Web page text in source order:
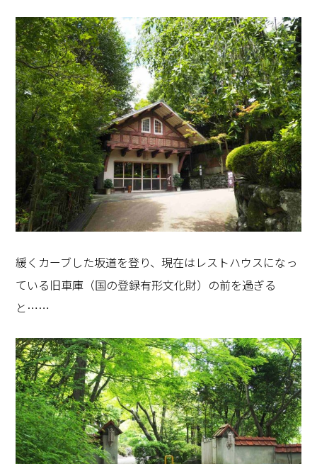
緩くカーブした坂道を登り、現在はレストハウスになっ
ている旧車庫（国の登録有形文化財）の前を過ぎる
と……